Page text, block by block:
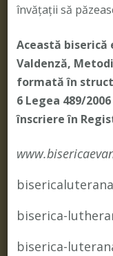
învățații să
Această biserică
Valdenză,
formată în
6 Legea 489/2006
înscriere în
biserica-
biserica-